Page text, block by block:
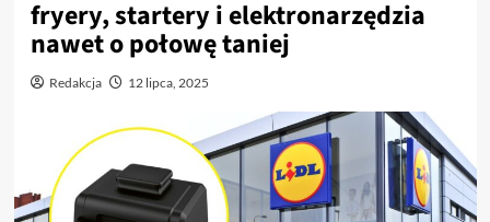
fryery, startery i elektronarzędzia
nawet o połowę taniej
Redakcja 12 lipca, 2025